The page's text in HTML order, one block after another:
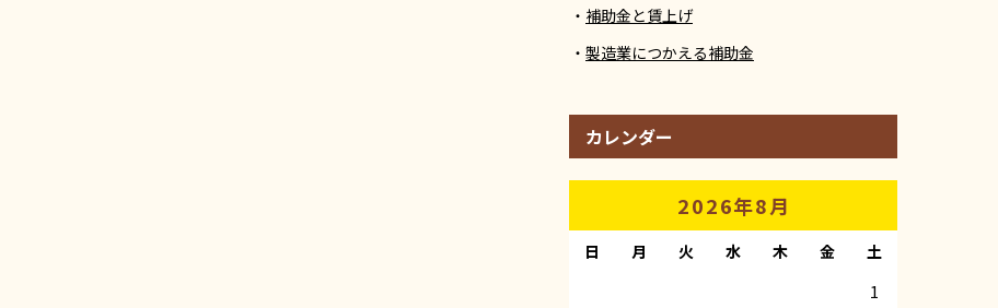
補助金と賃上げ
製造業につかえる補助金
カレンダー
2026年8月
日 月 火 水 木 金 土
1